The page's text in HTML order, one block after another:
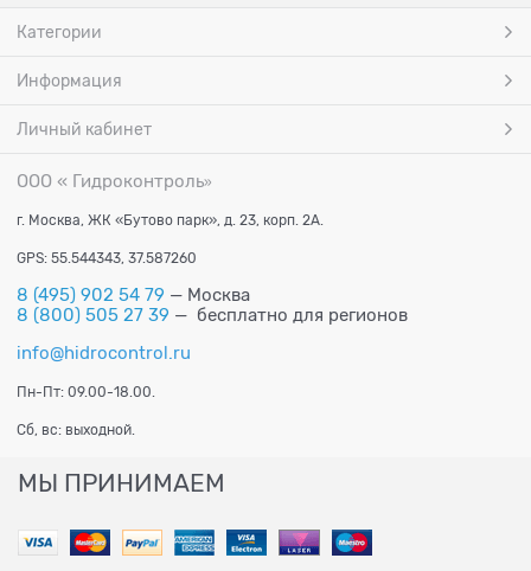
Категории
Информация
Личный кабинет
ООО « Гидроконтроль»
г. Москва, ЖК «Бутово парк», д. 23, корп. 2А.
GPS: 55.544343, 37.587260
8 (495) 902 54 79 — Москва
8 (800) 505 27 39 — бесплатно для регионов
info@hidrocontrol.ru
Пн-Пт: 09.00-18.00.
Сб, вс: выходной.
МЫ ПРИНИМАЕМ